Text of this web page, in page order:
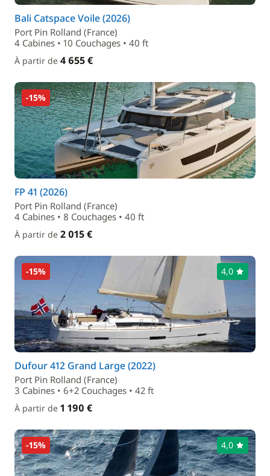
Bali Catspace Voile (2026)
Port Pin Rolland (France)
4 Cabines • 10 Couchages • 40 ft
À partir de 4 655 €
-15%
FP 41 (2026)
Port Pin Rolland (France)
4 Cabines • 8 Couchages • 40 ft
À partir de 2 015 €
-15% 4,0
Dufour 412 Grand Large (2022)
Port Pin Rolland (France)
3 Cabines • 6+2 Couchages • 42 ft
À partir de 1 190 €
-15% 4,0